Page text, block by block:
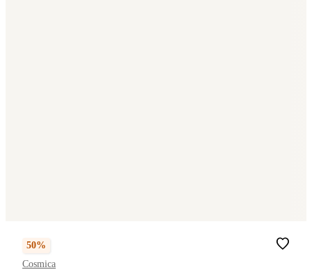
50%
Merke:
Cosmica